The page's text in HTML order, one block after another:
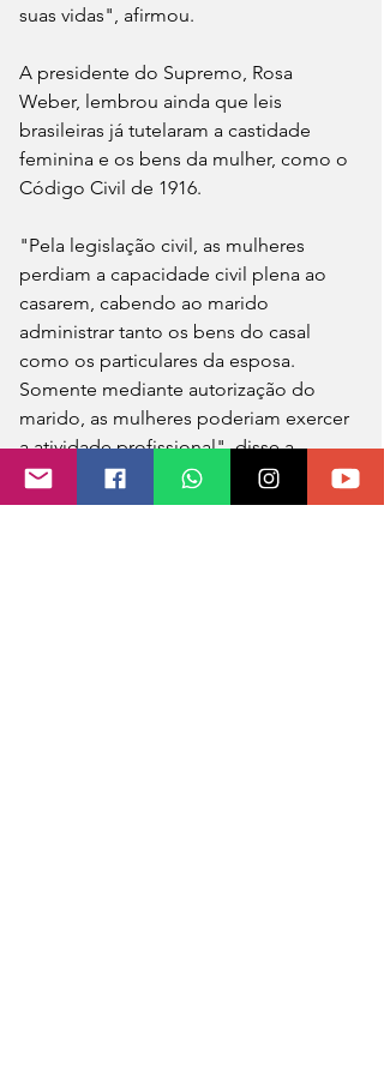
suas vidas", afirmou.
A presidente do Supremo, Rosa
Weber, lembrou ainda que leis
brasileiras já tutelaram a castidade
feminina e os bens da mulher, como o
Código Civil de 1916.
"Pela legislação civil, as mulheres
perdiam a capacidade civil plena ao
casarem, cabendo ao marido
administrar tanto os bens do casal
como os particulares da esposa.
Somente mediante autorização do
marido, as mulheres poderiam exercer
a atividade profissional", disse a
ministra.